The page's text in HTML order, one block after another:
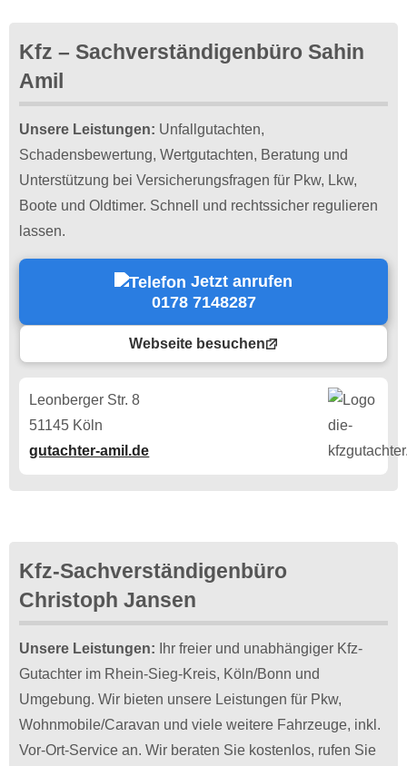
Kfz – Sachverständigenbüro Sahin
Amil
Unsere Leistungen: Unfallgutachten,
Schadensbewertung, Wertgutachten, Beratung und
Unterstützung bei Versicherungsfragen für Pkw, Lkw,
Boote und Oldtimer. Schnell und rechtssicher regulieren
lassen.
Jetzt anrufen
0178 7148287
Webseite besuchen
Leonberger Str. 8
51145 Köln
gutachter-amil.de
Kfz-Sachverständigenbüro
Christoph Jansen
Unsere Leistungen: Ihr freier und unabhängiger Kfz-
Gutachter im Rhein-Sieg-Kreis, Köln/Bonn und
Umgebung. Wir bieten unsere Leistungen für Pkw,
Wohnmobile/Caravan und viele weitere Fahrzeuge, inkl.
Vor-Ort-Service an. Wir beraten Sie kostenlos, rufen Sie